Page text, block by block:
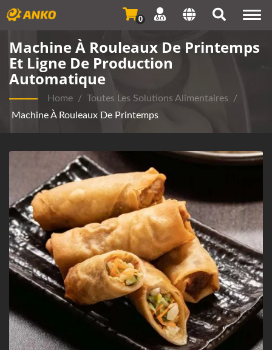
0
Machine À Rouleaux De Printemps
Et Ligne De Production
Automatique
Home / Toutes Les Solutions Alimentaires
/
Machine À Rouleaux De Printemps